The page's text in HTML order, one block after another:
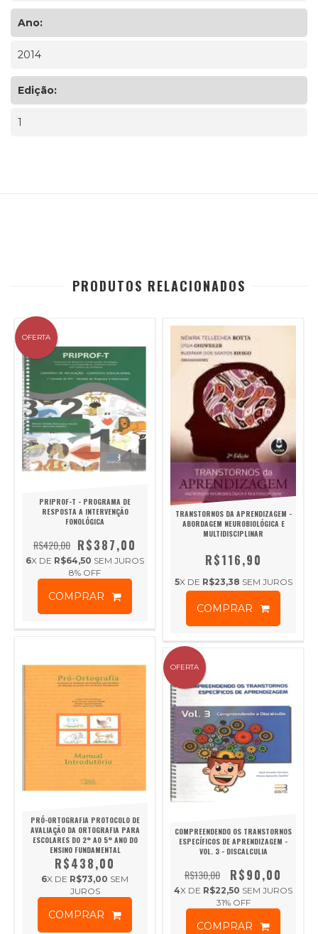
Ano:
2014
Edição:
1
PRODUTOS RELACIONADOS
OFERTA
PRIPROF-T - PROGRAMA DE
RESPOSTA A INTERVENÇÃO
FONOLÓGICA
R$420,00
8% OFF
R$387,00
6X DE R$64,50 SEM JUROS
COMPRAR
TRANSTORNOS DA APRENDIZAGEM -
ABORDAGEM NEUROBIOLÓGICA E
MULTIDISCIPLINAR
R$116,90
5X DE R$23,38 SEM JUROS
COMPRAR
PRÓ-ORTOGRAFIA PROTOCOLO DE
AVALIAÇÃO DA ORTOGRAFIA PARA
ESCOLARES DO 2° AO 5° ANO DO
ENSINO FUNDAMENTAL
R$438,00
6X DE R$73,00 SEM
JUROS
COMPRAR
OFERTA
COMPREENDENDO OS TRANSTORNOS
ESPECÍFICOS DE APRENDIZAGEM -
VOL. 3 - DISCALCULIA
R$130,00
31% OFF
R$90,00
4X DE R$22,50 SEM JUROS
COMPRAR